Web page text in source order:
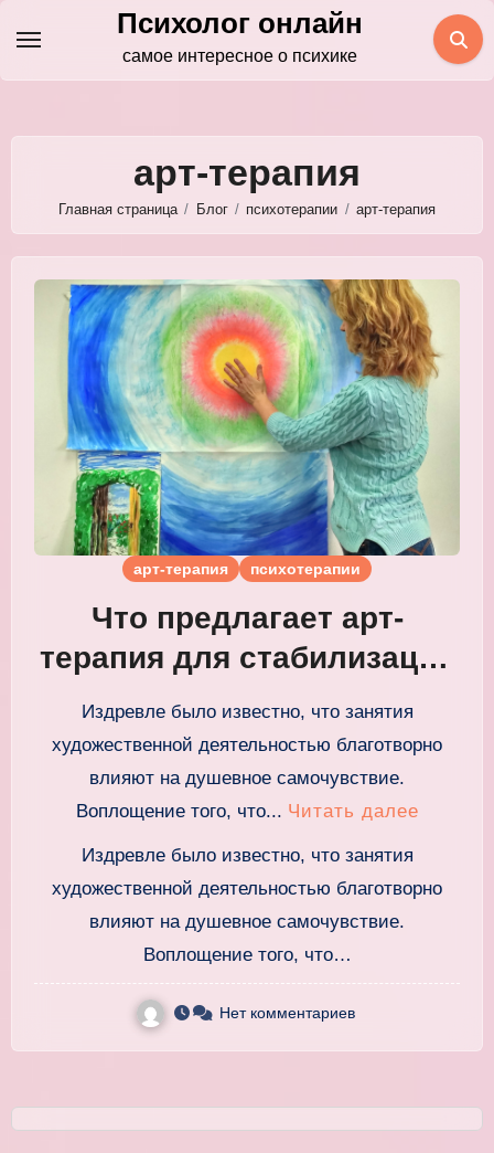
содержимому
Психолог онлайн
самое интересное о психике
арт-терапия
Главная страница Блог психотерапии арт-терапия
арт-терапия психотерапии
Что предлагает арт-
терапия для стабилизации
психического состояния
Издревле было известно, что занятия
художественной деятельностью благотворно
влияют на душевное самочувствие.
Воплощение того, что... Читать далее
Издревле было известно, что занятия
художественной деятельностью благотворно
влияют на душевное самочувствие.
Воплощение того, что…
Нет комментариев